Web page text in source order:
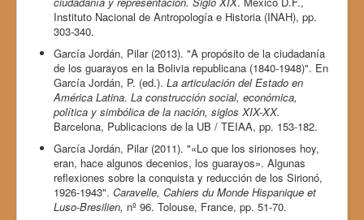
Instituto Nacional de Antropología e Historia (INAH), pp.
303-340.
García Jordán, Pilar (2013). "A propósito de la ciudadanía
de los guarayos en la Bolivia republicana (1840-1948)". En
García Jordán, P. (ed.). La articulación del Estado en
América Latina. La construcción social, económica,
política y simbólica de la nación, siglos XIX-XX.
Barcelona, Publicacions de la UB / TEIAA, pp. 153-182.
García Jordán, Pilar (2011). "«Lo que los sirionoses hoy,
eran, hace algunos decenios, los guarayos». Algunas
reflexiones sobre la conquista y reducción de los Sirionó,
1926-1943". Caravelle, Cahiers du Monde Hispanique et
Luso-Bresilien, nº 96. Tolouse, France, pp. 51-70.